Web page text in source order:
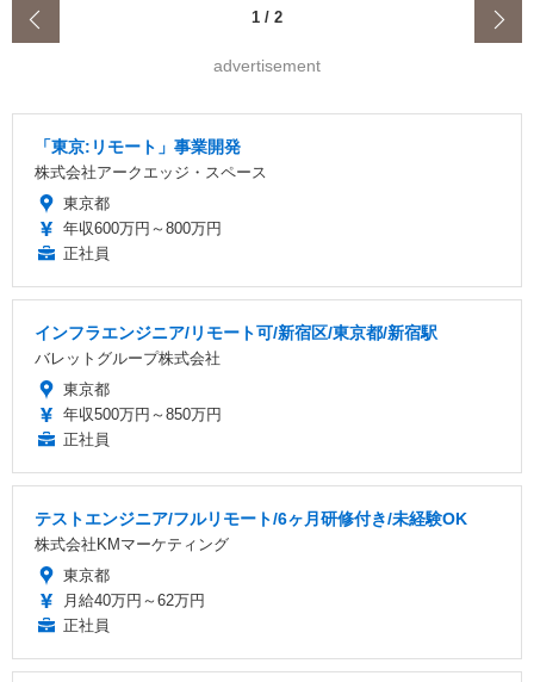
1 / 2
advertisement
「東京:リモート」事業開発
株式会社アークエッジ・スペース
東京都
年収600万円～800万円
正社員
インフラエンジニア/リモート可/新宿区/東京都/新宿駅
バレットグループ株式会社
東京都
年収500万円～850万円
正社員
テストエンジニア/フルリモート/6ヶ月研修付き/未経験OK
株式会社KMマーケティング
東京都
月給40万円～62万円
正社員